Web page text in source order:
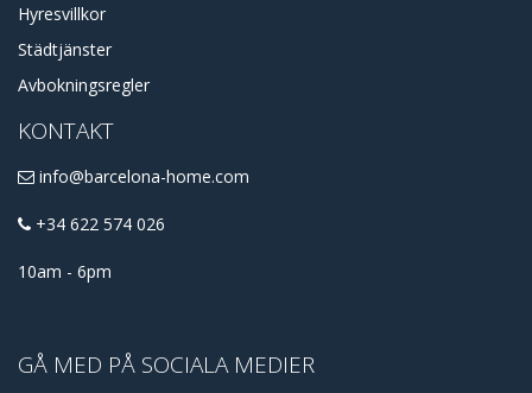
Hyresvillkor
Städtjänster
Avbokningsregler
KONTAKT
info@barcelona-home.com
+34 622 574 026
10am - 6pm
GÅ MED PÅ SOCIALA MEDIER